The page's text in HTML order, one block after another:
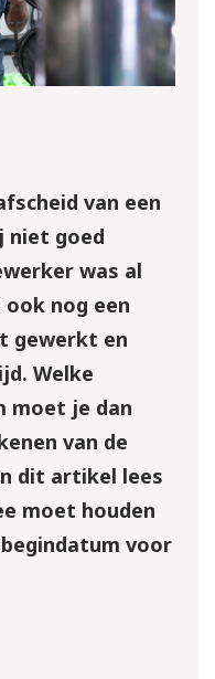
van een
niet goed
was al
nog een
gewerkt en
Welke
moet je dan
van de
dit artikel lees
moet houden
voor